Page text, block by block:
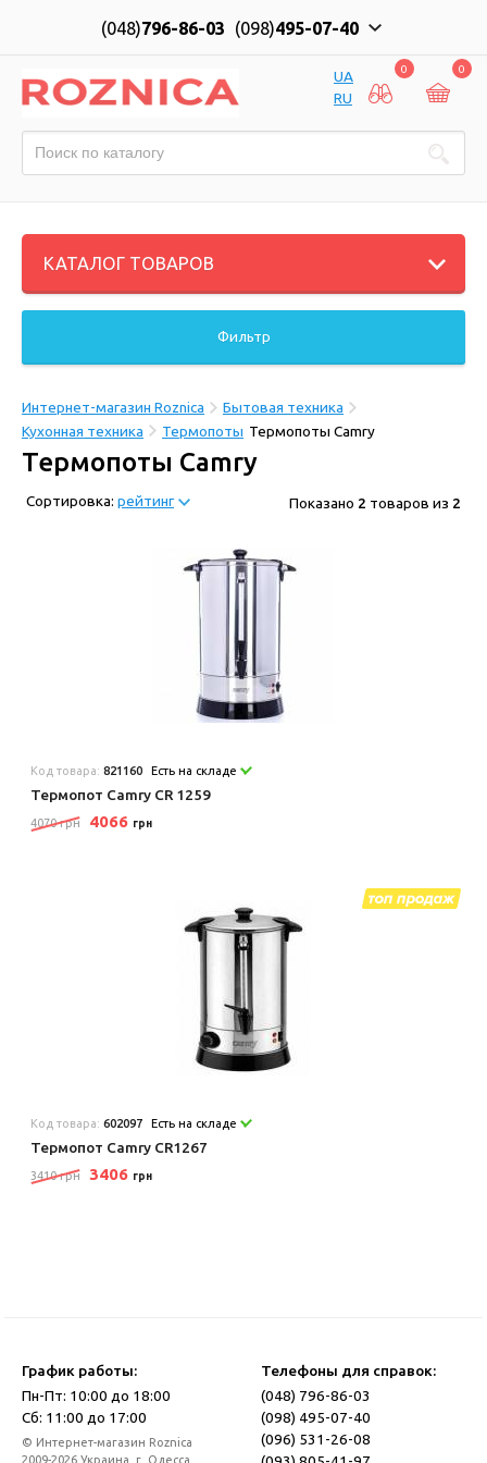
(048)796-86-03 (098)495-07-40
UA
RU
0 0
КАТАЛОГ ТОВАРОВ
Фильтр
Интернет-магазин Roznica
Бытовая техника
Кухонная техника
Термопоты Термопоты Camry
Термопоты Camry
Сортировка: рейтинг Показано 2 товаров из 2
Код товара:821160 Есть на складе
Термопот Camry CR 1259
4070 грн 4066 грн
Код товара:602097 Есть на складе
Термопот Camry CR1267
3410 грн 3406 грн
График работы:
Пн-Пт: 10:00 до 18:00
Сб: 11:00 до 17:00
© Интернет-магазин Roznica
2009-2026 Украина, г. Одесса
Телефоны для справок:
(048) 796-86-03
(098) 495-07-40
(096) 531-26-08